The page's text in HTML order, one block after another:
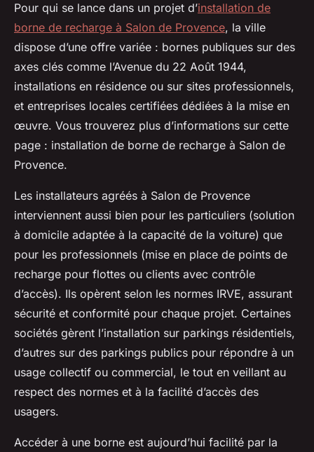
Pour qui se lance dans un projet d’installation de
borne de recharge à Salon de Provence, la ville
dispose d’une offre variée : bornes publiques sur des
axes clés comme l’Avenue du 22 Août 1944,
installations en résidence ou sur sites professionnels,
et entreprises locales certifiées dédiées à la mise en
œuvre. Vous trouverez plus d’informations sur cette
page : installation de borne de recharge à Salon de
Provence.
Les installateurs agréés à Salon de Provence
interviennent aussi bien pour les particuliers (solution
à domicile adaptée à la capacité de la voiture) que
pour les professionnels (mise en place de points de
recharge pour flottes ou clients avec contrôle
d’accès). Ils opèrent selon les normes IRVE, assurant
sécurité et conformité pour chaque projet. Certaines
sociétés gèrent l’installation sur parkings résidentiels,
d’autres sur des parkings publics pour répondre à un
usage collectif ou commercial, le tout en veillant au
respect des normes et à la facilité d’accès des
usagers.
Accéder à une borne est aujourd’hui facilité par la